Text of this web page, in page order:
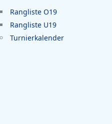
Rangliste O19
Rangliste U19
Turnierkalender